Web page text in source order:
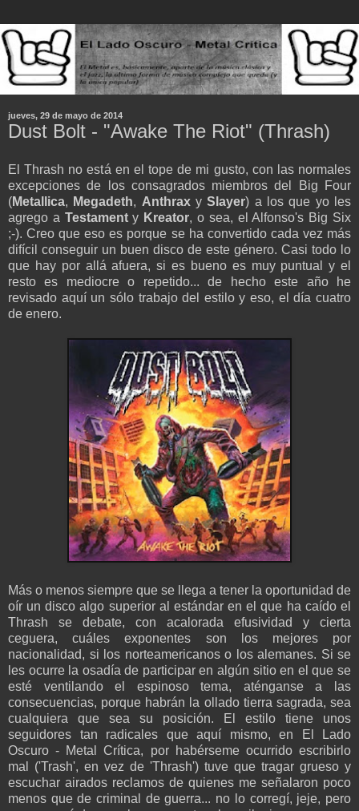
jueves, 29 de mayo de 2014
Dust Bolt - "Awake The Riot" (Thrash)
El Thrash no está en el tope de mi gusto, con las normales
excepciones de los consagrados miembros del Big Four
(Metallica, Megadeth, AnthraxySlayer) a los que yo les
agrego a Testamenty Kreator, o sea, el Alfonso's Big Six
;-). Creo que eso es porque se ha convertido cada vez más
difícil conseguir un buen disco de este género. Casi todo lo
que hay por allá afuera, si es bueno es muy puntual y el
resto es mediocre o repetido... de hecho este año he
revisado aquí un sólo trabajo del estilo y eso, el día cuatro
de enero.
Más o menos siempre que se llega a tener la oportunidad de
oír un disco algo superior al estándar en el que ha caído el
Thrash se debate, con acalorada efusividad y cierta
ceguera, cuáles exponentes son los mejores por
nacionalidad, si los norteamericanos o los alemanes. Si se
les ocurre la osadía de participar en algún sitio en el que se
esté ventilando el espinoso tema, aténganse a las
consecuencias, porque habrán la ollado tierra sagrada, sea
cualquiera que sea su posición. El estilo tiene unos
seguidores tan radicales que aquí mismo, en El Lado
Oscuro - Metal Crítica, por habérseme ocurrido escribirlo
mal ('Trash', en vez de 'Thrash') tuve que tragar grueso y
escuchar airados reclamos de quienes me señalaron poco
menos que de criminal de guerra... no lo corregí, jeje, pero